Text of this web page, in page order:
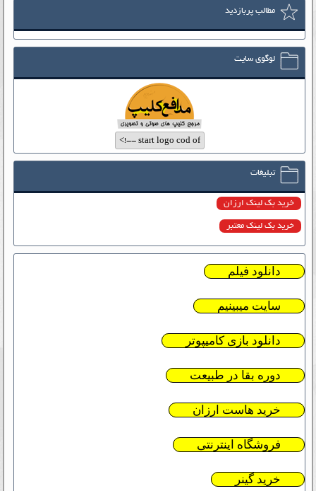
مطالب پربازدید
لوگوی سایت
تبلیغات
خرید بک لینک ارزان
خرید بک لینک معتبر
دانلود فیلم
سایت میبینیم
دانلود بازی کامیپوتر
دوره بقا در طبیعت
خرید هاست ارزان
فروشگاه اینترنتی
خرید گینر